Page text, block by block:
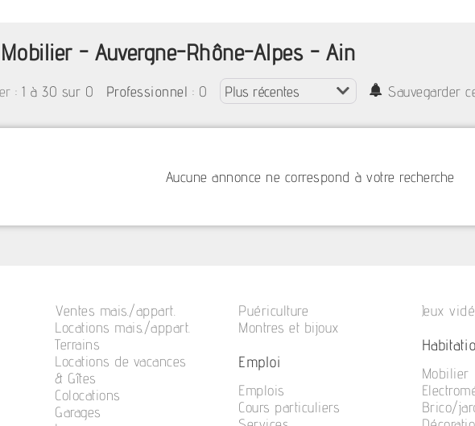
- Auvergne-Rhône-Alpes - Ain
: 1 à 30 sur 0 Professionnel : 0 Sauvegarder
Aucune annonce ne correspond à votre recherche
Ventes mais./appart.
Locations mais./appart.
Terrains
Locations de vacances
& Gîtes
Colocations
Garages
Puériculture
Montres et bijoux
Emploi
Emplois
Cours particuliers
Jeux
Mobilier
Brico/